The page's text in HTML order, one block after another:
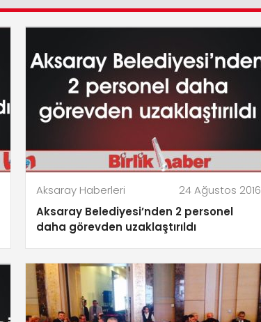
Aksaray Haberleri
24 Ağustos 2016
Aksaray Belediyesi’nden 2 personel
daha görevden uzaklaştırıldı